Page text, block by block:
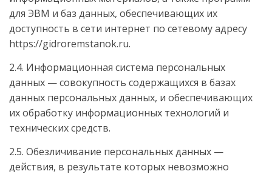
для ЭВМ и баз данных, обеспечивающих их
доступность в сети интернет по сетевому адресу
https://gidroremstanok.ru.
2.4. Информационная система персональных
данных — совокупность содержащихся в базах
данных персональных данных, и обеспечивающих
их обработку информационных технологий и
технических средств.
2.5. Обезличивание персональных данных —
действия, в результате которых невозможно